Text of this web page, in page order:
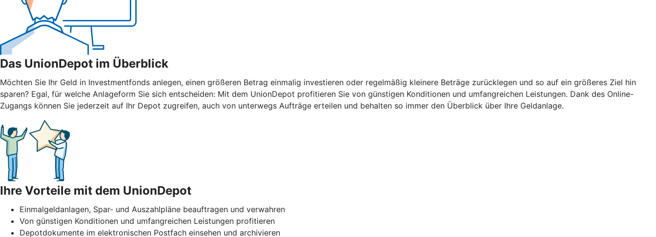
Das UnionDepot im Überblick
Möchten Sie Ihr Geld in Investmentfonds anlegen, einen größeren Betrag einmalig investieren oder regelmäßig kleinere Beträge zurücklegen und so auf ein größeres Ziel hin
sparen? Egal, für welche Anlageform Sie sich entscheiden: Mit dem UnionDepot profitieren Sie von günstigen Konditionen und umfangreichen Leistungen. Dank des Online-
Zugangs können Sie jederzeit auf Ihr Depot zugreifen, auch von unterwegs Aufträge erteilen und behalten so immer den Überblick über Ihre Geldanlage.
Ihre Vorteile mit dem UnionDepot
Einmalgeldanlagen, Spar- und Auszahlpläne beauftragen und verwahren
Von günstigen Konditionen und umfangreichen Leistungen profitieren
Depotdokumente im elektronischen Postfach einsehen und archivieren